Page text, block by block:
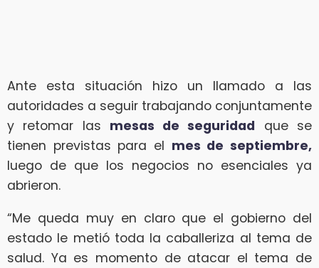
Ante esta situación hizo un llamado a las
autoridades a seguir trabajando conjuntamente
y retomar las mesas de seguridad que se
tienen previstas para el mes de septiembre,
luego de que los negocios no esenciales ya
abrieron.
“Me queda muy en claro que el gobierno del
estado le metió toda la caballeriza al tema de
salud. Ya es momento de atacar el tema de